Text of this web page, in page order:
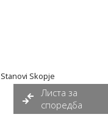
Stanovi Skopje
Листа за
споредба